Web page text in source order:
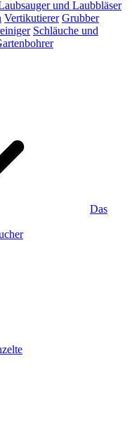
und Laubbläser
Vertikutierer Grubber
Schläuche und
Das